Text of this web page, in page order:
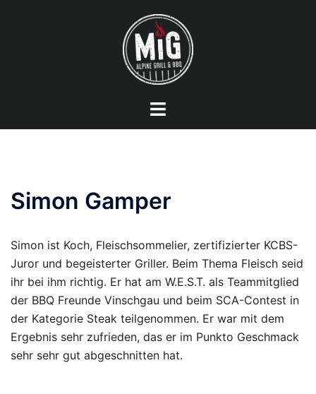
Menü
Simon Gamper
Simon ist Koch, Fleischsommelier, zertifizierter KCBS-
Juror und begeisterter Griller. Beim Thema Fleisch seid
ihr bei ihm richtig. Er hat am W.E.S.T. als Teammitglied
der BBQ Freunde Vinschgau und beim SCA-Contest in
der Kategorie Steak teilgenommen. Er war mit dem
Ergebnis sehr zufrieden, das er im Punkto Geschmack
sehr sehr gut abgeschnitten hat.